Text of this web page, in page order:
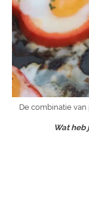
De combinatie
Wat heb